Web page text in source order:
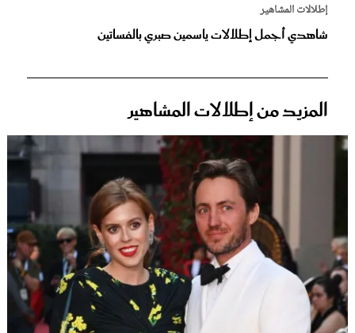
إطلالات المشاهير
شاهدي أجمل إطلالات ياسمين صبري بالفساتين
المزيد من إطلالات المشاهير